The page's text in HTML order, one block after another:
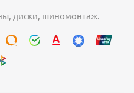
диски, шиномонтаж.